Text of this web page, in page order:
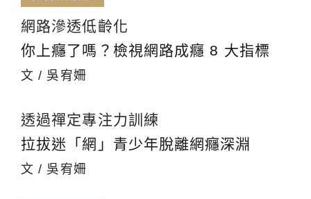
網路滲透低齡化
你上癮了嗎？檢視網路成癮 8 大指標
文 / 吳宥姍
透過禪定專注力訓練
拉拔迷「網」青少年脫離網癮深淵
文 / 吳宥姍